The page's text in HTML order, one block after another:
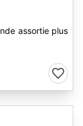
assortie plus